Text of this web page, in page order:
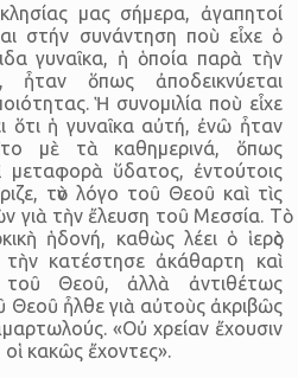
μας σήμερα, ἀγαπητοί
στήν συνάντηση ποὺ εἶχε ὁ
γυναῖκα, ἡ ὁποία παρὰ τὴν
ὅπως ἀποδεικνύεται
Ἡ συνομιλία ποὺ εἶχε
ὅτι ἡ γυναῖκα αὐτή, ἐνῶ ἦταν
μὲ τὰ καθημερινά, ὅπως
μεταφορὰ ὕδατος, ἐντούτοις
τὸν λόγο τοῦ Θεοῦ καὶ τὶς
γιὰ τὴν ἔλευση τοῦ Μεσσία. Τὸ
ἡδονή, καθὼς λέει ὁ ἱερὸς
κατέστησε ἀκάθαρτη καὶ
Θεοῦ, ἀλλὰ ἀντιθέτως
Θεοῦ ἦλθε γιὰ αὐτοὺς ἀκριβῶς
«Οὐ χρείαν ἔχουσιν
οἱ κακῶς ἔχοντες».